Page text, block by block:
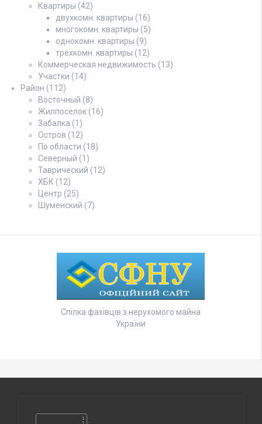
Квартиры (42)
двухкомн. квартиры (16)
многокомн. квартиры (5)
однокомн. квартиры (9)
трехкомн. квартиры (12)
Коммерческая недвижимость (13)
Участки (14)
Район (112)
Восточный (8)
Жилпоселок (16)
Забалка (1)
Остров (12)
По области (18)
Северный (1)
Таврический (12)
ХБК (12)
Центр (25)
Шуменский (7)
Спілка фахівців з нерухомого майна
України